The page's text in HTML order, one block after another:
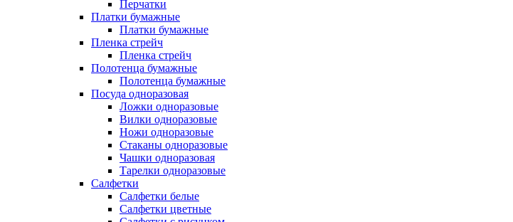
Перчатки
Платки бумажные
Платки бумажные
Пленка стрейч
Пленка стрейч
Полотенца бумажные
Полотенца бумажные
Посуда одноразовая
Ложки одноразовые
Вилки одноразовые
Ножи одноразовые
Стаканы одноразовые
Чашки одноразовая
Тарелки одноразовые
Салфетки
Салфетки белые
Салфетки цветные